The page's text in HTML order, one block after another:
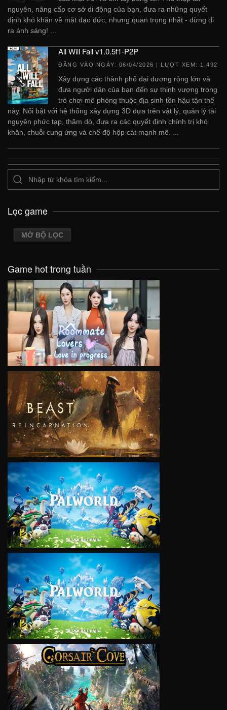
nguyên, nâng cấp cơ sở di động của bạn, đưa ra những quyết
định khó khăn về mặt đạo đức, nhưng quan trọng nhất - đừng đi
ra ánh sáng! ...
All Will Fall v1.0.5f1-P2P
ĐĂNG VÀO NGÀY: 06/04/2026 | LƯỢT XEM: 1,492
Xây dựng các thành phố đại dương rộng lớn và
đưa người dân của bạn đến sự thịnh vượng trong
trò chơi mô phỏng thuộc địa sinh tồn hậu tận thế
này. Nổi bật với hệ thống xây dựng 3D dựa trên vật lý, quản lý tài
nguyên phức tạp, thăm dò, đưa ra các quyết định chính trị khó
khăn, chuỗi cung ứng và chế độ hộp cát mạnh mẽ. ...
Lọc game
MỞ BỘ LỌC
Game hot trong tuần
VIEW
VIEW
VIEW
VIEW
VIEW